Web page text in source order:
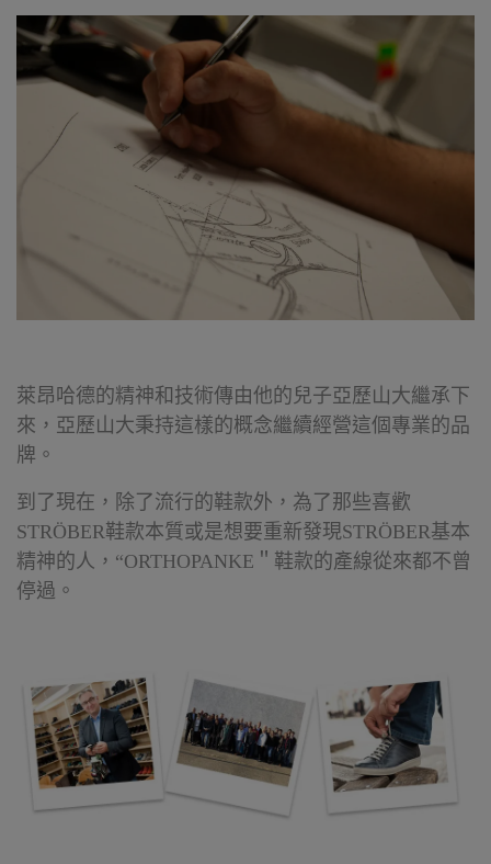
萊昂哈德的精神和技術傳由他的兒子亞歷山大繼承下
來，亞歷山大秉持這樣的概念繼續經營這個專業的品
牌。
到了現在，除了流行的鞋款外，為了那些喜歡
STRÖBER鞋款本質或是想要重新發現STRÖBER基本
精神的人，“ORTHOPANKE＂鞋款的產線從來都不曾
停過。